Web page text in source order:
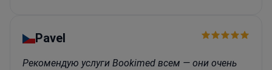
Pavel
Рекомендую услуги Bookimed всем — они очень